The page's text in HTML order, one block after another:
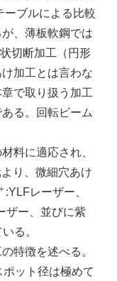
ーブルによる比較
、薄板軟鋼では
切断加工（円形
加工とは言わな
で取り扱う加工
る。回転ビーム
料に適応され、
り、微細穴あけ
:YLFレーザー、
ザー、並びに紫
る。
特徴を述べる。
ット径は極めて